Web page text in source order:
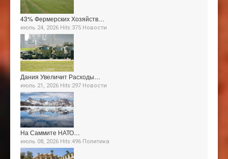
43% Фермерских Хозяйств…
июль 24, 2026 Hits:375 Новости
Дания Увеличит Расходы…
июль 21, 2026 Hits:297 Новости
На Саммите НАТО…
июль 08, 2026 Hits:496 Политика